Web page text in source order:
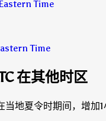
Time
Time
在其他时区
地夏令时期间，增加1